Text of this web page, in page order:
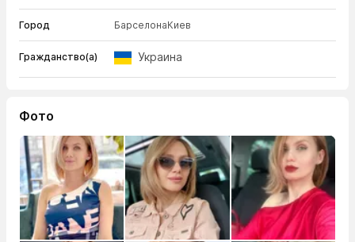
Город БарселонаКиев
Гражданство(а) Украина
Фото